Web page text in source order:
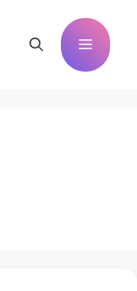
Menú